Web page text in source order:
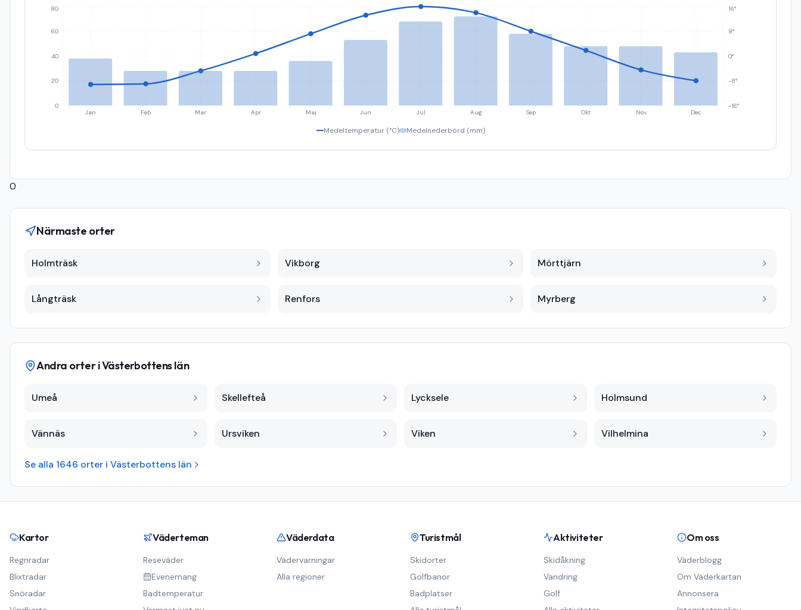
Jan Feb Mar Apr Maj Jun Jul Aug Sep Okt Nov Dec
0
20
40
60
80
-16°
-8°
0°
8°
16°
Medeltemperatur (°C) Medelnederbörd (mm)
0
Närmaste orter
Holmträsk Vikborg Mörttjärn
Långträsk Renfors Myrberg
Andra orter iVästerbottens län
Umeå Skellefteå Lycksele Holmsund
Vännäs Ursviken Viken Vilhelmina
Se alla 1646 orter i Västerbottens län
Kartor
Regnradar
Blixtradar
Snöradar
Väderteman
Reseväder
Evenemang
Badtemperatur
Väderdata
Vädervarningar
Alla regioner
Turistmål
Skidorter
Golfbanor
Badplatser
Aktiviteter
Skidåkning
Vandring
Golf
Om oss
Väderblogg
Om Väderkartan
Annonsera